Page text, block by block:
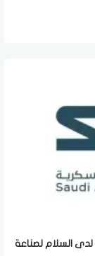
السلام لصناعة